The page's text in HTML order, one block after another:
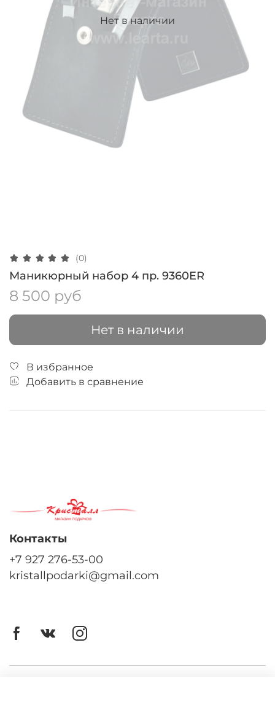
Нет в наличии
(0)
Маникюрный набор 4 пр. 9360ER
8 500 руб
Нет в наличии
В избранное
Добавить в сравнение
Контакты
+7 927 276-53-00
kristallpodarki@gmail.com